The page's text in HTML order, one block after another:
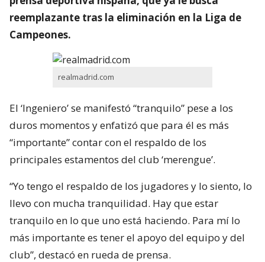
reemplazante tras la eliminación en la Liga de
Campeones.
realmadrid.com
El ‘Ingeniero’ se manifestó “tranquilo” pese a los
duros momentos y enfatizó que para él es más
“importante” contar con el respaldo de los
principales estamentos del club ‘merengue’.
“Yo tengo el respaldo de los jugadores y lo siento, lo
llevo con mucha tranquilidad. Hay que estar
tranquilo en lo que uno está haciendo. Para mí lo
más importante es tener el apoyo del equipo y del
club”, destacó en rueda de prensa.